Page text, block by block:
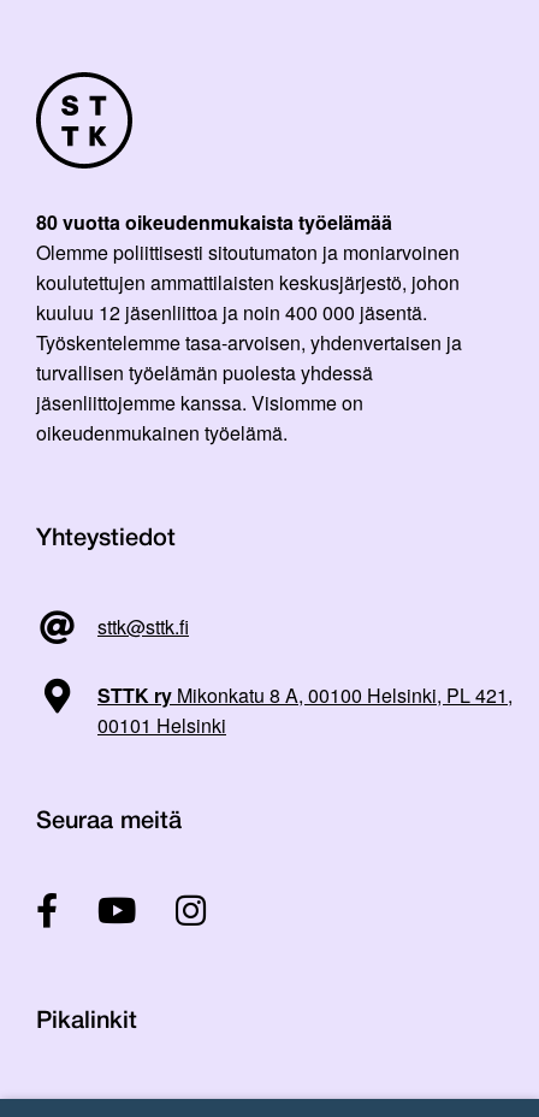
80 vuotta oikeudenmukaista työelämää
Olemme poliittisesti sitoutumaton ja moniarvoinen
koulutettujen ammattilaisten keskusjärjestö, johon
kuuluu 12 jäsenliittoa ja noin 400 000 jäsentä.
Työskentelemme tasa-arvoisen, yhdenvertaisen ja
turvallisen työelämän puolesta yhdessä
jäsenliittojemme kanssa. Visiomme on
oikeudenmukainen työelämä.
Yhteystiedot
sttk@sttk.fi
STTK ry Mikonkatu 8 A, 00100 Helsinki, PL 421,
00101 Helsinki
Seuraa meitä
Pikalinkit